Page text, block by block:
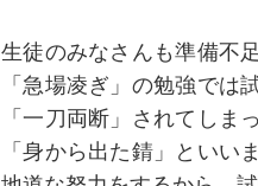
生徒のみなさんも準備不
「急場凌ぎ」の勉強では
「一刀両断」されてしま
「身から出た錆」といい